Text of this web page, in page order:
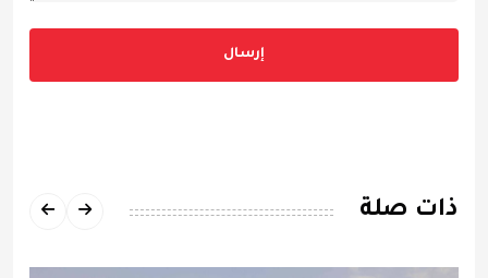
إرسال
ذات صلة